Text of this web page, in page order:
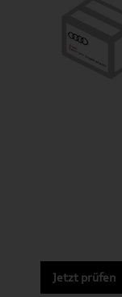
Jetzt prüfen